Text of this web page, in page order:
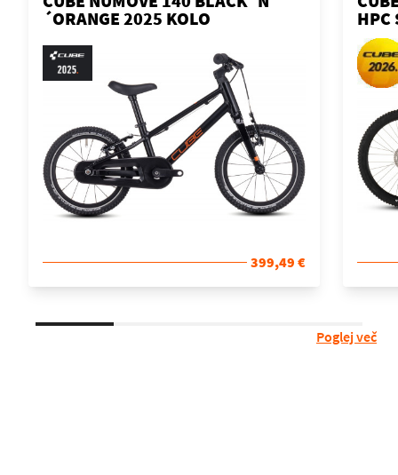
´ORANGE 2025 KOLO
399,49 €
HPC
Poglej več